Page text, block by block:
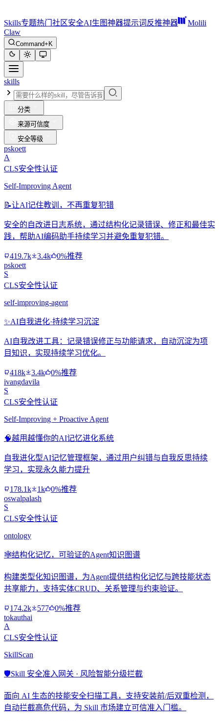
Skills专题热门 社区安全AI生图神器提示词反推神器
Molili
Claw
Command+K
skills
分类
来源可信度
安全等级
pskoett
A
CLS安全性认证
Self-Improving Agent
📝让AI记住教训，不再重复犯错
安全的自改进日志系统，通过结构化记录错误、修正和最佳实
践，帮助AI编码助手持续学习并避免重复犯错。
419.7k 3.4k
0%推荐
pskoett
S
CLS安全性认证
self-improving-agent
✨AI自我进化·持续学习沉淀
AI自我改进工具：记录错误修正与功能请求，自动沉淀为项
目知识，实现持续学习优化。
418k 3.4k
0%推荐
ivangdavila
S
CLS安全性认证
Self-Improving + Proactive Agent
🧠越用越懂你的AI记忆进化系统
自我进化型AI记忆管理框架，通过用户纠错与自我反思持续
学习，实现永久能力提升
178.1k 1k
0%推荐
oswalpalash
S
CLS安全性认证
ontology
🕸️结构化记忆，可验证的Agent知识图谱
构建类型化知识图谱，为Agent提供结构化记忆与跨技能状态
共享能力，支持实体CRUD、关系管理与约束验证。
174.2k 577
0%推荐
tokauthai
A
CLS安全性认证
SkillScan
🛡️Skill 安全准入网关 · 风险智能分级拦截
面向 AI 生态的技能安全扫描工具，支持安装前/后双重检测，
自动拦截高危代码，为 Skill 市场建立可信准入门槛。